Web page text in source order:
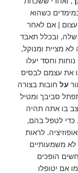
כשהוא
| אם לאחר
שלה, ובכלל תאבד
מציית ומנוקל,
וחסד יעלו
את עצמם לבסיס
על חובות בצורה
סביבך ומטיל
בו אתה תהיה
כדי לטפל בהם,
לראות
לא משמעותיים
הופכים
אם יטופלו